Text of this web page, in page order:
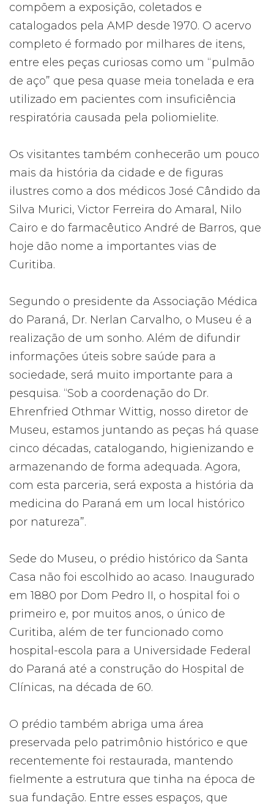
compõem a exposição, coletados e
catalogados pela AMP desde 1970. O acervo
completo é formado por milhares de itens,
entre eles peças curiosas como um “pulmão
de aço” que pesa quase meia tonelada e era
utilizado em pacientes com insuficiência
respiratória causada pela poliomielite.
Os visitantes também conhecerão um pouco
mais da história da cidade e de figuras
ilustres como a dos médicos José Cândido da
Silva Murici, Victor Ferreira do Amaral, Nilo
Cairo e do farmacêutico André de Barros, que
hoje dão nome a importantes vias de
Curitiba.
Segundo o presidente da Associação Médica
do Paraná, Dr. Nerlan Carvalho, o Museu é a
realização de um sonho. Além de difundir
informações úteis sobre saúde para a
sociedade, será muito importante para a
pesquisa. “Sob a coordenação do Dr.
Ehrenfried Othmar Wittig, nosso diretor de
Museu, estamos juntando as peças há quase
cinco décadas, catalogando, higienizando e
armazenando de forma adequada. Agora,
com esta parceria, será exposta a história da
medicina do Paraná em um local histórico
por natureza”.
Sede do Museu, o prédio histórico da Santa
Casa não foi escolhido ao acaso. Inaugurado
em 1880 por Dom Pedro II, o hospital foi o
primeiro e, por muitos anos, o único de
Curitiba, além de ter funcionado como
hospital-escola para a Universidade Federal
do Paraná até a construção do Hospital de
Clínicas, na década de 60.
O prédio também abriga uma área
preservada pelo patrimônio histórico e que
recentemente foi restaurada, mantendo
fielmente a estrutura que tinha na época de
sua fundação. Entre esses espaços, que